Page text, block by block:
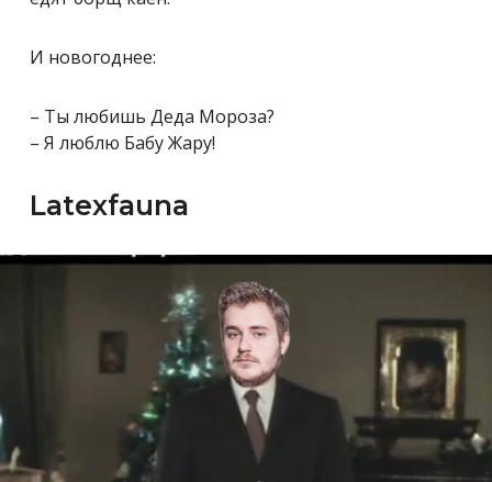
И новогоднее:
– Ты любишь Деда Мороза?
– Я люблю Бабу Жару!
Latexfauna